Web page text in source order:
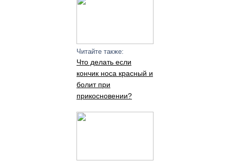
Читайте также:
Что делать если
кончик носа красный и
болит при
прикосновении?